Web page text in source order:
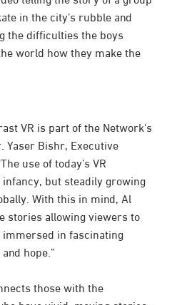
in the city’s rubble and
the difficulties the boys
world how they make the
VR is part of the Network's
Bishr, Executive
use of today’s VR
but steadily growing
With this in mind, Al
stories allowing viewers to
in fascinating
hope.”
those with the